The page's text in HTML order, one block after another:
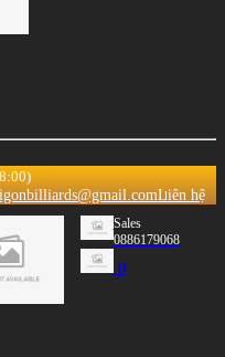
Liên hệ
Sales
0886179068
0